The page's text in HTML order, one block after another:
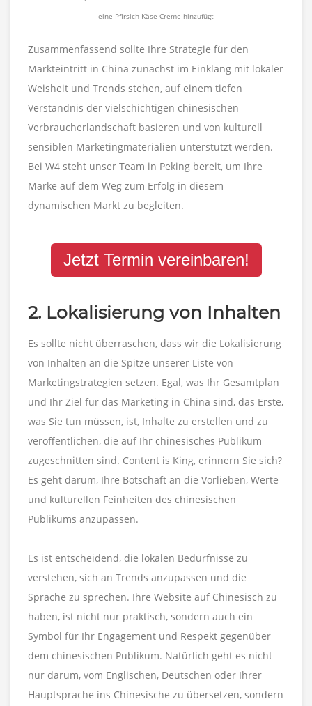
eine Pfirsich-Käse-Creme hinzufügt
Zusammenfassend sollte Ihre Strategie für den
Markteintritt in China zunächst im Einklang mit lokaler
Weisheit und Trends stehen, auf einem tiefen
Verständnis der vielschichtigen chinesischen
Verbraucherlandschaft basieren und von kulturell
sensiblen Marketingmaterialien unterstützt werden.
Bei W4 steht unser Team in Peking bereit, um Ihre
Marke auf dem Weg zum Erfolg in diesem
dynamischen Markt zu begleiten.
Jetzt Termin vereinbaren!
2. Lokalisierung von Inhalten
Es sollte nicht überraschen, dass wir die Lokalisierung
von Inhalten an die Spitze unserer Liste von
Marketingstrategien setzen. Egal, was Ihr Gesamtplan
und Ihr Ziel für das Marketing in China sind, das Erste,
was Sie tun müssen, ist, Inhalte zu erstellen und zu
veröffentlichen, die auf Ihr chinesisches Publikum
zugeschnitten sind. Content is King, erinnern Sie sich?
Es geht darum, Ihre Botschaft an die Vorlieben, Werte
und kulturellen Feinheiten des chinesischen
Publikums anzupassen.
Es ist entscheidend, die lokalen Bedürfnisse zu
verstehen, sich an Trends anzupassen und die
Sprache zu sprechen. Ihre Website auf Chinesisch zu
haben, ist nicht nur praktisch, sondern auch ein
Symbol für Ihr Engagement und Respekt gegenüber
dem chinesischen Publikum. Natürlich geht es nicht
nur darum, vom Englischen, Deutschen oder Ihrer
Hauptsprache ins Chinesische zu übersetzen, sondern